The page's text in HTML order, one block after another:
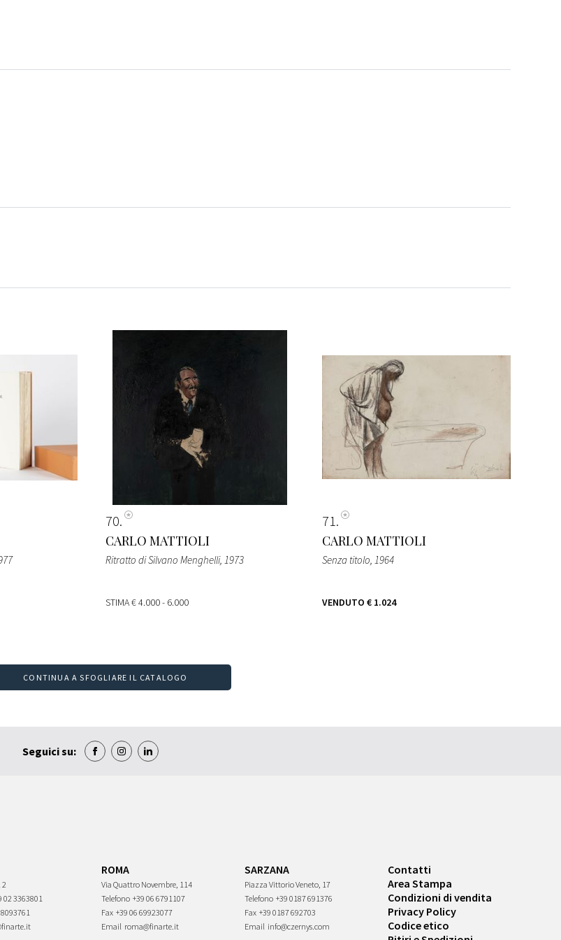
70
CARLO MATTIOLI
Ritratto di Silvano Menghelli, 1973
STIMA€ 4.000 - 6.000
71
CARLO MATTIOLI
Senza titolo, 1964
VENDUTO € 1.024
CONTINUA A SFOGLIARE IL CATALOGO
Seguici su:
2
02 3363801
ROMA
Via Quattro Novembre, 114
Telefono +39 06 6791107
Fax +39 06 69923077
Email roma@finarte.it
SARZANA
Piazza Vittorio Veneto, 17
Telefono +39 0187 691376
Fax +39 0187 692703
Email info@czernys.com
Contatti
Area Stampa
Condizioni di vendita
Privacy Policy
Codice etico